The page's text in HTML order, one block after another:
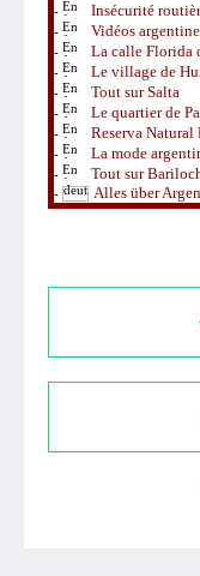
- Insécurité
-
Vidéos
-
La calle Florida
- Le village de
- Tout sur Salta
- Le quartier de
- Reserva Natural
-
La mode
-
Tout sur
-
Alles über